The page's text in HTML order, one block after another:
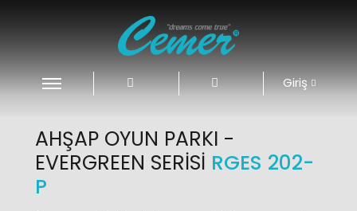
Giriş
AHŞAP OYUN PARKI -
EVERGREEN SERISI RGES 202-
P